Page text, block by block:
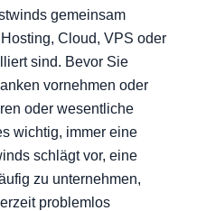
gemeinsam
Cloud, VPS oder
sind. Bevor Sie
vornehmen oder
oder wesentliche
wichtig, immer eine
schlägt vor, eine
zu unternehmen,
problemlos